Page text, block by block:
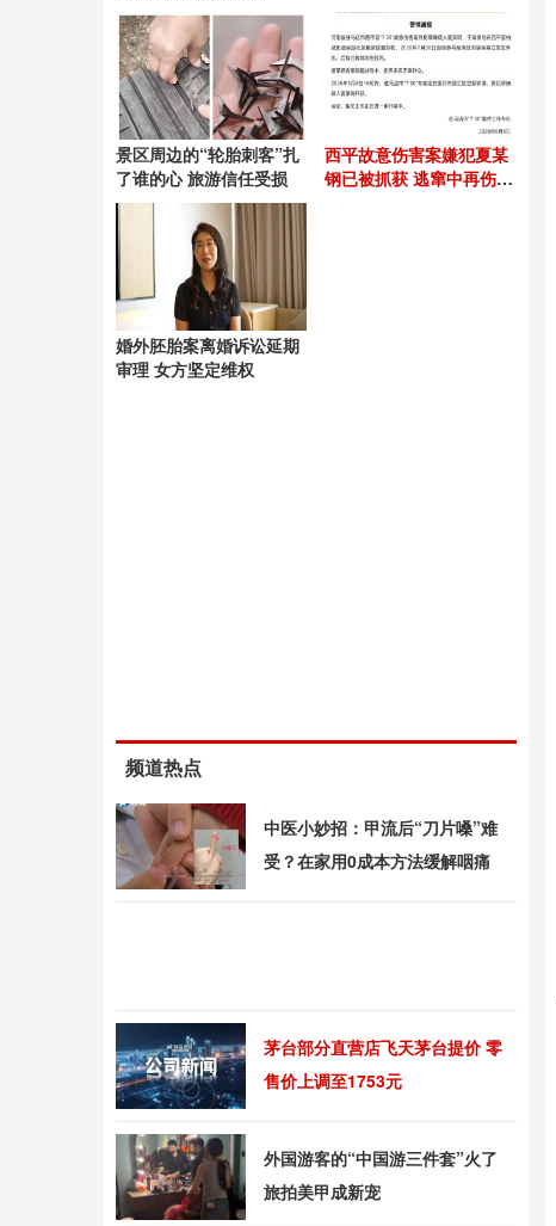
景区周边的“轮胎刺客”扎
了谁的心 旅游信任受损
西平故意伤害案嫌犯夏某
钢已被抓获 逃窜中再伤无
婚外胚胎案离婚诉讼延期
审理 女方坚定维权
频道热点
中医小妙招：甲流后“刀片嗓”难
受？在家用0成本方法缓解咽痛
茅台部分直营店飞天茅台提价 零
售价上调至1753元
外国游客的“中国游三件套”火了
旅拍美甲成新宠